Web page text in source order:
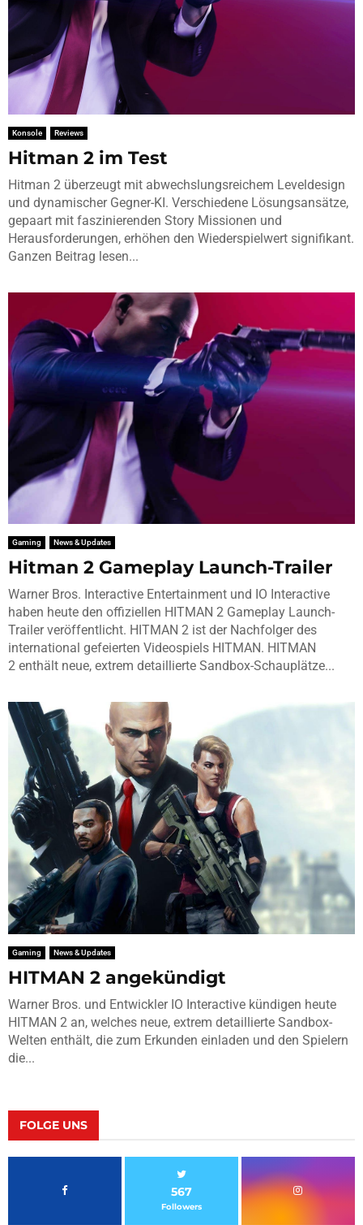
Konsole Reviews
Hitman 2 im Test
Hitman 2 überzeugt mit abwechslungsreichem Leveldesign
und dynamischer Gegner-KI. Verschiedene Lösungsansätze,
gepaart mit faszinierenden Story Missionen und
Herausforderungen, erhöhen den Wiederspielwert signifikant.
Ganzen Beitrag lesen...
Gaming News & Updates
Hitman 2 Gameplay Launch-Trailer
Warner Bros. Interactive Entertainment und IO Interactive
haben heute den offiziellen HITMAN 2 Gameplay Launch-
Trailer veröffentlicht. HITMAN 2 ist der Nachfolger des
international gefeierten Videospiels HITMAN. HITMAN
2 enthält neue, extrem detaillierte Sandbox-Schauplätze...
Gaming News & Updates
HITMAN 2 angekündigt
Warner Bros. und Entwickler IO Interactive kündigen heute
HITMAN 2 an, welches neue, extrem detaillierte Sandbox-
Welten enthält, die zum Erkunden einladen und den Spielern
die...
FOLGE UNS
567
Followers